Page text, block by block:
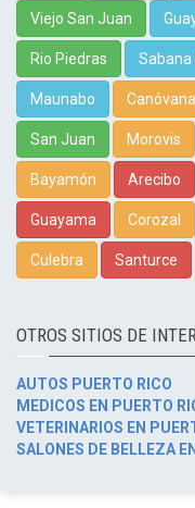
Viejo San Juan
Rio Piedras Sabana
Maunabo
San Juan Morovis
Bayamón Arecibo
Guayama Corozal
Culebra Santurce
OTROS SITIOS DE
AUTOS PUERTO RICO
MEDICOS EN PUERTO
VETERINARIOS EN
SALONES DE BELLEZA